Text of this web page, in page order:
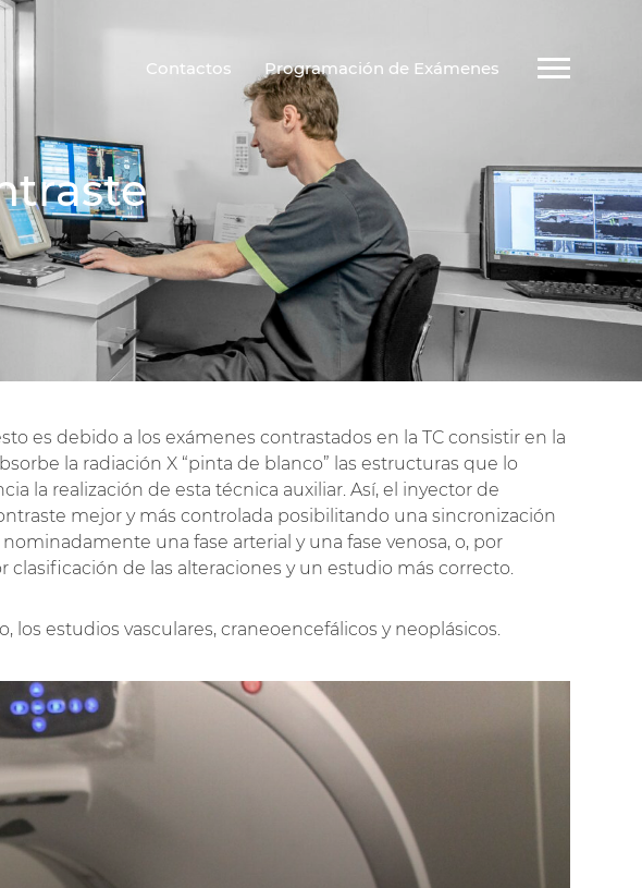
Contactos Programación de Exámenes
es debido a los exámenes contrastados en la TC consistir en la
la radiación X “pinta de blanco” las estructuras que lo
la realización de esta técnica auxiliar. Así, el inyector de
mejor y más controlada posibilitando una sincronización
una fase arterial y una fase venosa, o, por
de las alteraciones y un estudio más correcto.
estudios vasculares, craneoencefálicos y neoplásicos.